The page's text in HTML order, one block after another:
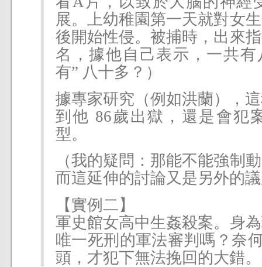
展。上幼稚園第一天就對女
後開始性侵。被捕時，出來
名，據他自己表示，一共
有” 八十多？）
據專家研究（例如洪蘭），
到他 86歲出獄，還是會犯
型。
（我的疑問：那能不能強制
而這延伸的討論又是另外的
【實例二】
軍史館女高中生姦殺案。身
唯一死刑的軍法審判嗎？奈
頭，才犯下無法挽回的大錯。